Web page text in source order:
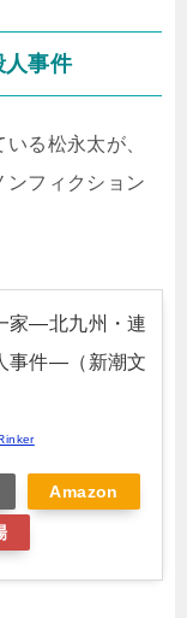
事件
る松永太が、
ンフィクション
家―北九州・連
事件―（新潮文
Amazon